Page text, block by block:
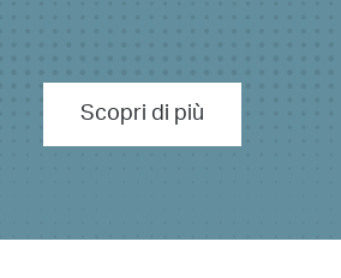
Scopri di più
Scopri di più